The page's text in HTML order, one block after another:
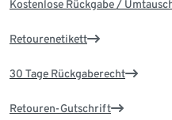
Kostenlose Rückgabe /
Retourenetikett
30 Tage Rückgaberecht
Retouren-Gutschrift